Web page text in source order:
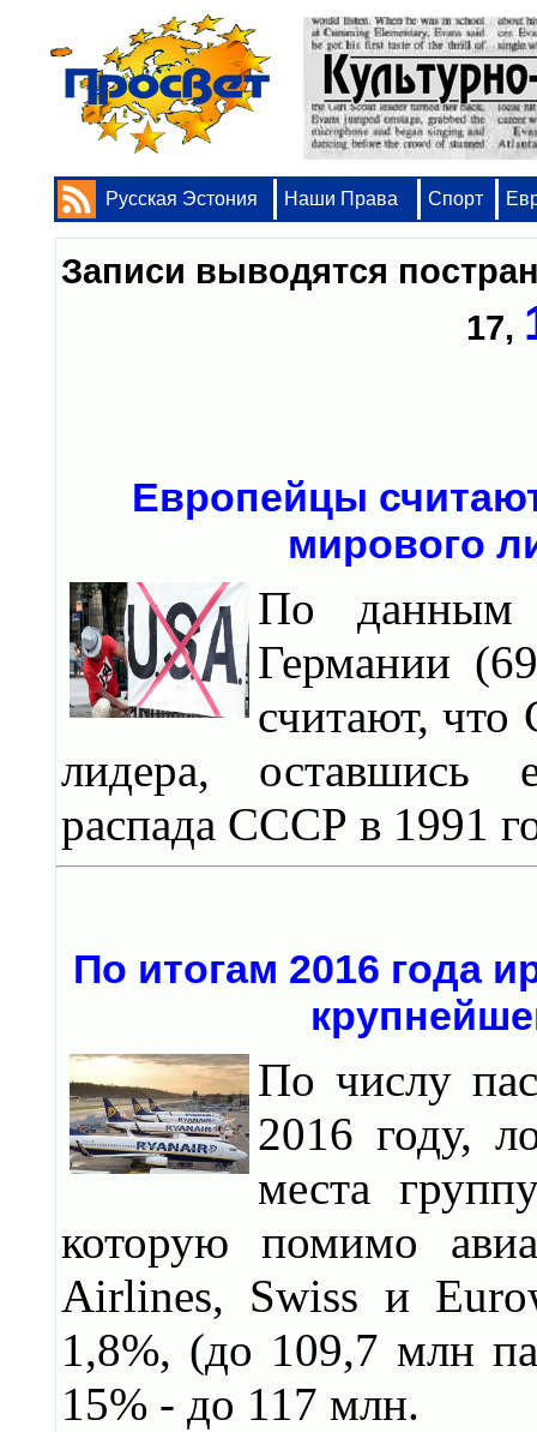
Русская Эстония Наши Права Спорт
Записи выводятся
17,
Европейцы
мирового
По данным
Германии
считают,
лидера, оставшись
распада СССР в 1991
По итогам 2016 года
По числу
2016 году,
места
которую помимо
Airlines, Swiss и
1,8%, (до 109,7 млн
15% - до 117 млн.